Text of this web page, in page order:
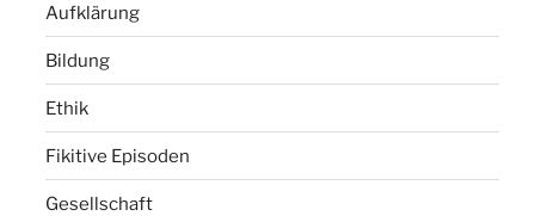
Aufklärung
Bildung
Ethik
Fikitive Episoden
Gesellschaft